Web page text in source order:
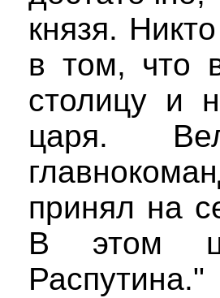
князя.
в том, что
столицу и
царя.
принял на
В этом
Распутина."